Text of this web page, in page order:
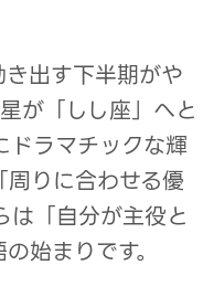
出す下半期がや
が「しし座」へと
ドラマチックな輝
りに合わせる優
は「自分が主役と
始まりです。